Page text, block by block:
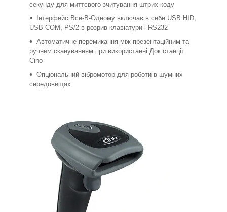
секунду для миттєвого зчитування штрих-коду
Інтерфейс Все-В-Одному включає в себе USB HID,
USB COM, PS/2 в розрив клавіатури і RS232
Автоматичне перемикання між презентаційним та
ручним скануванням при використанні Док станції
Cino
Опціональний вібромотор для роботи в шумних
середовищах